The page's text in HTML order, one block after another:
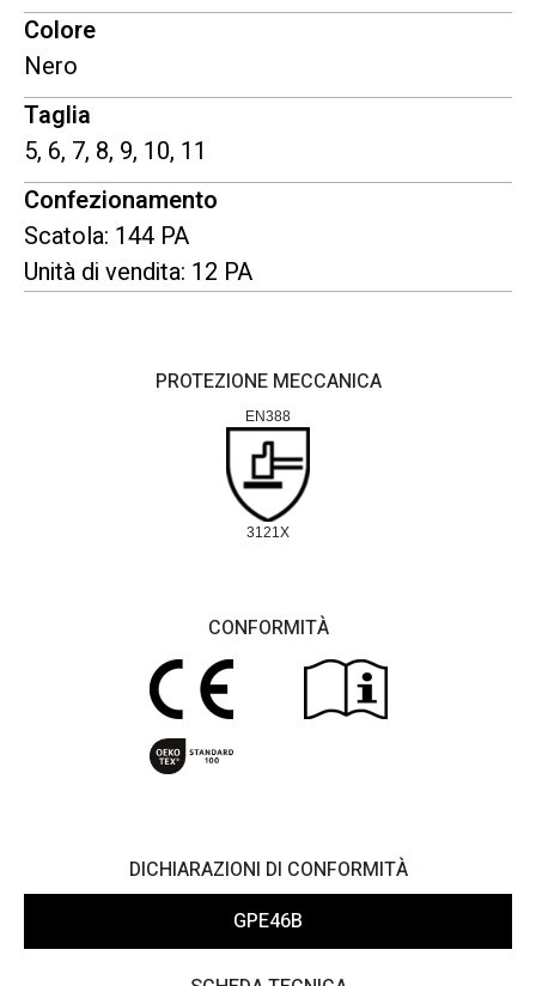
PROTEZIONE MECCANICA
EN388
3121X
CONFORMITÀ
DICHIARAZIONI DI CONFORMITÀ
GPE46B
Colore
Nero
Taglia
5, 6, 7, 8, 9, 10, 11
Confezionamento
Scatola: 144 PA
Unità di vendita: 12 PA